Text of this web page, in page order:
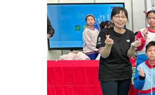
習
精
進
方
案
成